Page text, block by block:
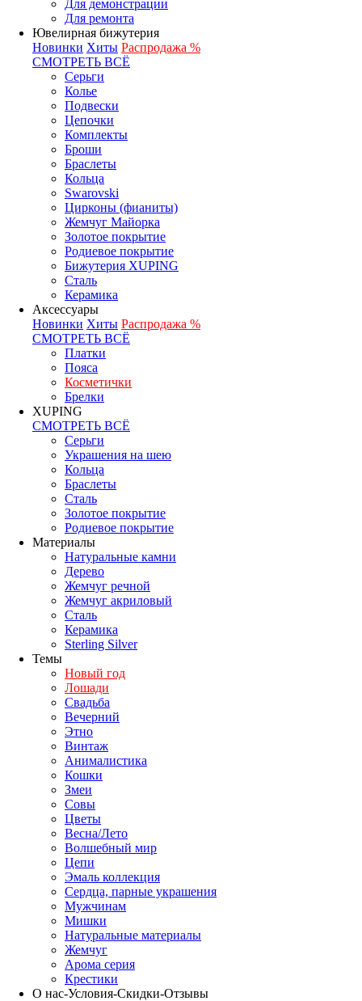
Для демонстрации
Для ремонта
Ювелирная бижутерия
Новинки Хиты Распродажа %
СМОТРЕТЬ ВСЁ
Серьги
Колье
Подвески
Цепочки
Комплекты
Броши
Браслеты
Кольца
Swarovski
Цирконы (фианиты)
Жемчуг Майорка
Золотое покрытие
Родиевое покрытие
Бижутерия XUPING
Сталь
Керамика
Аксессуары
Новинки Хиты Распродажа %
СМОТРЕТЬ ВСЁ
Платки
Пояса
Косметички
Брелки
XUPING
СМОТРЕТЬ ВСЁ
Серьги
Украшения на шею
Кольца
Браслеты
Сталь
Золотое покрытие
Родиевое покрытие
Материалы
Натуральные камни
Дерево
Жемчуг речной
Жемчуг акриловый
Сталь
Керамика
Sterling Silver
Темы
Новый год
Лошади
Свадьба
Вечерний
Этно
Винтаж
Анималистика
Кошки
Змеи
Совы
Цветы
Весна/Лето
Волшебный мир
Цепи
Эмаль коллекция
Сердца, парные украшения
Мужчинам
Мишки
Натуральные материалы
Жемчуг
Арома серия
Крестики
О нас-Условия-Скидки-Отзывы